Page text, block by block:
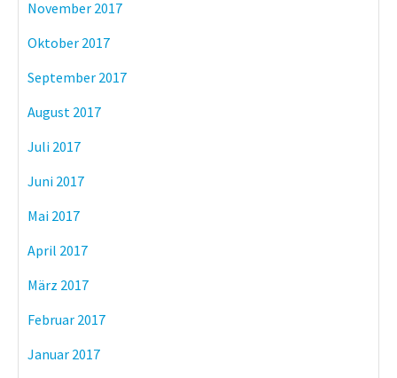
November 2017
Oktober 2017
September 2017
August 2017
Juli 2017
Juni 2017
Mai 2017
April 2017
März 2017
Februar 2017
Januar 2017